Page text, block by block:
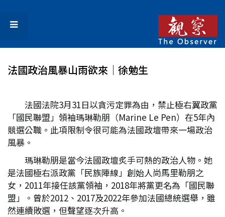
法國政治風暴山雨欲來│徐勉生
法國法院3月31日以貪污定罪為由，禁止極右翼政黨
「國民聯盟」領袖瑪琳勒朋（Marine Le Pen）在5年內
競選公職。此項限制令很可能為法國政壇帶來一場政治
風暴。
瑪琳勒朋是當今法國政壇炙手可熱的政治人物。她
是法國極右派政黨「民族陣線」創始人尚馬里勒朋之
女，2011年接任該黨領袖，2018年將黨更名為「國民聯
盟」。曾於2012、2017及2022年參加法國總統選舉，雖
然連續敗選，但聲望逐次升高。